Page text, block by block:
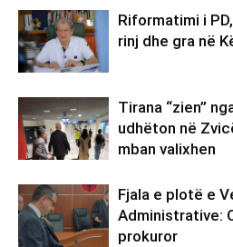
Riformatimi i
rinj dhe gra në
Tirana “zien”
udhëton në
mban valixhen
Fjala e plotë e
Administrative:
prokuror